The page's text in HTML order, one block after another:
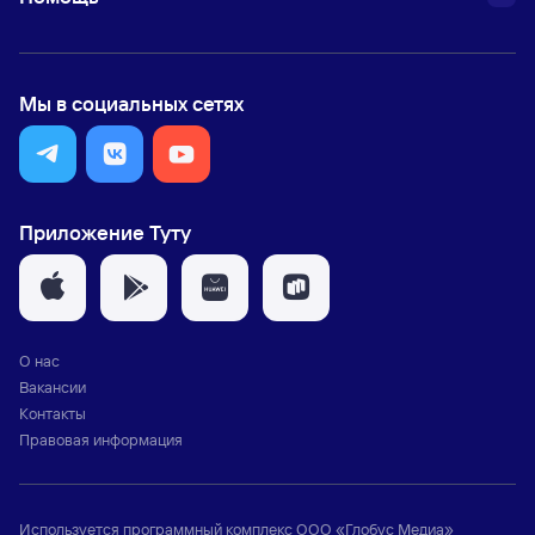
Мы в социальных сетях
Приложение Туту
О нас
Вакансии
Контакты
Правовая информация
Используется программный комплексООО «Глобус Медиа»